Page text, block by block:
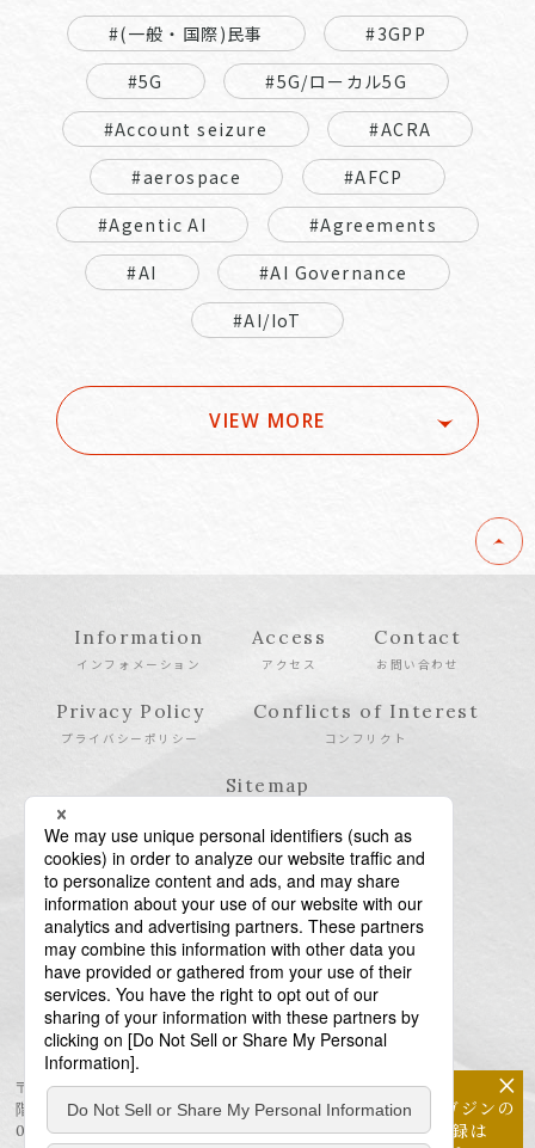
#(一般・国際)民事
#3GPP
#5G
#5G/ローカル5G
#Account seizure
#ACRA
#aerospace
#AFCP
#Agentic AI
#Agreements
#AI
#AI Governance
#AI/IoT
VIEW MORE
Information
インフォメーション
Access
アクセス
Contact
お問い合わせ
Privacy Policy
プライバシーポリシー
Conflicts of Interest
コンフリクト
Sitemap
〒106-6123 東京都港区六本木6-10-1 六本木ヒルズ森タワー23
階
03-6438-5511（代表） / 03-6438-5611（特許・商標）
×
メールマガジンの
配信登録は